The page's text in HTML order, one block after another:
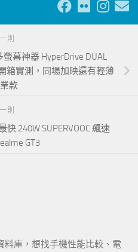
一則
幕神器 HyperDrive DUAL
箱實測，同場加映還有輕薄
款
則
240W SUPERVOOC 飆速
GT3
料庫，想找手機性能比較、電